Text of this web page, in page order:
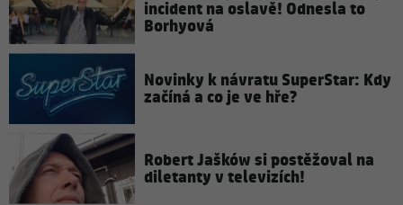
incident na oslavě! Odnesla to
Borhyová
Novinky k návratu SuperStar: Kdy
začíná a co je ve hře?
Robert Jašków si postěžoval na
diletanty v televizích!